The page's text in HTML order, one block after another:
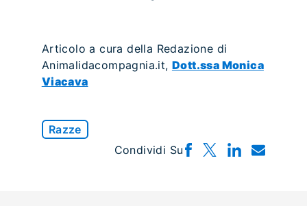
Articolo a cura della Redazione di
Animalidacompagnia.it, Dott.ssa Monica
Viacava
Razze
Condividi Su